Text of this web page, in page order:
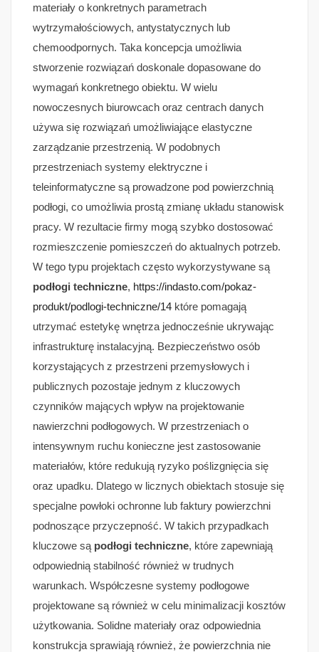
materiały o konkretnych parametrach
wytrzymałościowych, antystatycznych lub
chemoodpornych. Taka koncepcja umożliwia
stworzenie rozwiązań doskonale dopasowane do
wymagań konkretnego obiektu. W wielu
nowoczesnych biurowcach oraz centrach danych
używa się rozwiązań umożliwiające elastyczne
zarządzanie przestrzenią. W podobnych
przestrzeniach systemy elektryczne i
teleinformatyczne są prowadzone pod powierzchnią
podłogi, co umożliwia prostą zmianę układu stanowisk
pracy. W rezultacie firmy mogą szybko dostosować
rozmieszczenie pomieszczeń do aktualnych potrzeb.
W tego typu projektach często wykorzystywane są
podłogi techniczne, https://indasto.com/pokaz-
produkt/podlogi-techniczne/14 które pomagają
utrzymać estetykę wnętrza jednocześnie ukrywając
infrastrukturę instalacyjną. Bezpieczeństwo osób
korzystających z przestrzeni przemysłowych i
publicznych pozostaje jednym z kluczowych
czynników mających wpływ na projektowanie
nawierzchni podłogowych. W przestrzeniach o
intensywnym ruchu konieczne jest zastosowanie
materiałów, które redukują ryzyko poślizgnięcia się
oraz upadku. Dlatego w licznych obiektach stosuje się
specjalne powłoki ochronne lub faktury powierzchni
podnoszące przyczepność. W takich przypadkach
kluczowe są podłogi techniczne, które zapewniają
odpowiednią stabilność również w trudnych
warunkach. Współczesne systemy podłogowe
projektowane są również w celu minimalizacji kosztów
użytkowania. Solidne materiały oraz odpowiednia
konstrukcja sprawiają również, że powierzchnia nie